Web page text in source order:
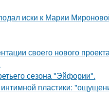
иски к Марии
своего нового
сезона "Эйфории".
пластики: